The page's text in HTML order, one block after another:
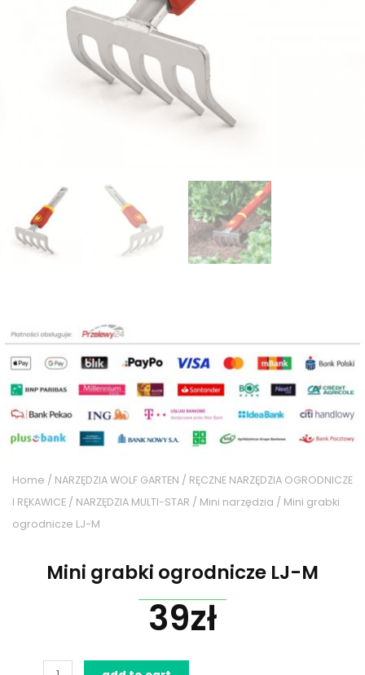
Home / NARZĘDZIA WOLF GARTEN / RĘCZNE NARZĘDZIA OGRODNICZE
I RĘKAWICE / NARZĘDZIA MULTI-STAR / Mini narzędzia / Mini grabki
ogrodnicze LJ-M
Mini grabki ogrodnicze LJ-M
39zł